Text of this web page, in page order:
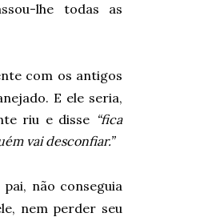
lhe todas as
com os antigos
E ele seria,
riu e disse “fica
vai desconfiar.”
não conseguia
nem perder seu